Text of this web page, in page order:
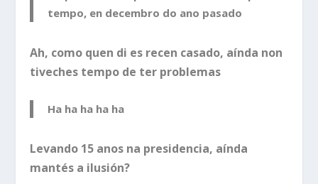
tempo, en decembro do ano pasado
Ah, como quen di es recen casado, aínda non
tiveches tempo de ter problemas
Ha ha ha ha ha
Levando 15 anos na presidencia, aínda
mantés a ilusión?